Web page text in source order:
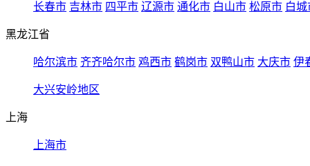
长春市 吉林市 四平市 辽源市 通化市 白山市 松原市 白城
黑龙江省
哈尔滨市 齐齐哈尔市 鸡西市 鹤岗市 双鸭山市 大庆市 伊
大兴安岭地区
上海
上海市